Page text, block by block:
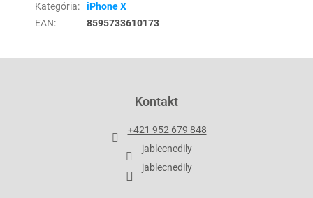
Kategória:
iPhone X
EAN: 8595733610173
Kontakt
+421 952 679 848
jablecnedily
jablecnedily